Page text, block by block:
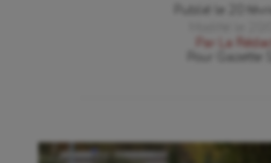
Publié le
20
Par
La
Gazette